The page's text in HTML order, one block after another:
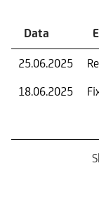
Data
25.06.2025
18.06.2025